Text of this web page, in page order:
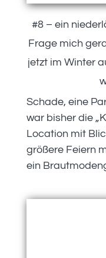
#8 – ein
Frage mich
jetzt im Winter
Schade, eine
war bisher die
Location mit
größere Feiern
ein